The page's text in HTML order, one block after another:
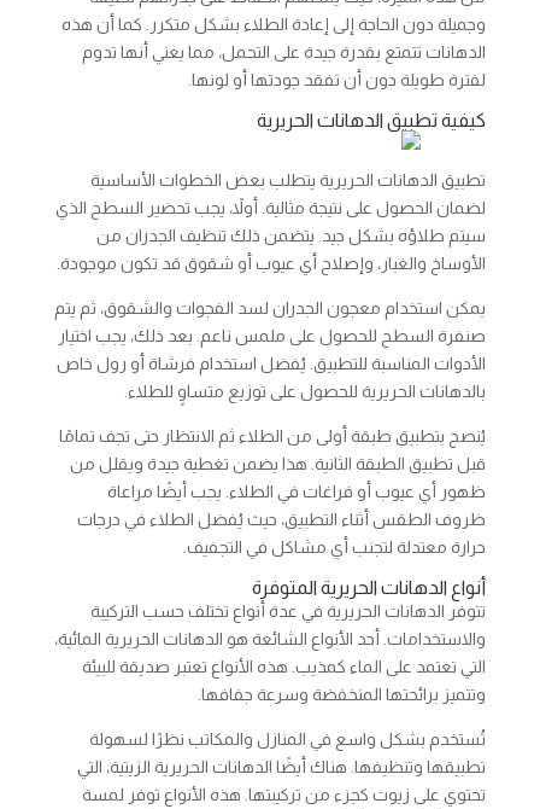
وجميلة دون الحاجة إلى إعادة الطلاء بشكل متكرر. كما أن هذه
الدهانات تتمتع بقدرة جيدة على التحمل، مما يعني أنها تدوم
لفترة طويلة دون أن تفقد جودتها أو لونها.
كيفية تطبيق الدهانات الحريرية
تطبيق الدهانات الحريرية يتطلب بعض الخطوات الأساسية
لضمان الحصول على نتيجة مثالية. أولاً، يجب تحضير السطح الذي
سيتم طلاؤه بشكل جيد. يتضمن ذلك تنظيف الجدران من
الأوساخ والغبار، وإصلاح أي عيوب أو شقوق قد تكون موجودة.
يمكن استخدام معجون الجدران لسد الفجوات والشقوق، ثم يتم
صنفرة السطح للحصول على ملمس ناعم. بعد ذلك، يجب اختيار
الأدوات المناسبة للتطبيق. يُفضل استخدام فرشاة أو رول خاص
بالدهانات الحريرية للحصول على توزيع متساوٍ للطلاء.
يُنصح بتطبيق طبقة أولى من الطلاء ثم الانتظار حتى تجف تمامًا
قبل تطبيق الطبقة الثانية. هذا يضمن تغطية جيدة ويقلل من
ظهور أي عيوب أو فراغات في الطلاء. يجب أيضًا مراعاة
ظروف الطقس أثناء التطبيق، حيث يُفضل الطلاء في درجات
حرارة معتدلة لتجنب أي مشاكل في التجفيف.
أنواع الدهانات الحريرية المتوفرة
تتوفر الدهانات الحريرية في عدة أنواع تختلف حسب التركيبة
والاستخدامات. أحد الأنواع الشائعة هو الدهانات الحريرية المائية،
التي تعتمد على الماء كمذيب. هذه الأنواع تعتبر صديقة للبيئة
وتتميز برائحتها المنخفضة وسرعة جفافها.
تُستخدم بشكل واسع في المنازل والمكاتب نظرًا لسهولة
تطبيقها وتنظيفها. هناك أيضًا الدهانات الحريرية الزيتية، التي
تحتوي على زيوت كجزء من تركيبتها. هذه الأنواع توفر لمسة